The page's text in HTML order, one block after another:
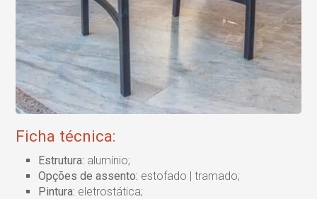
Ficha técnica:
Estrutura: alumínio;
Opções de assento: estofado | tramado;
Pintura: eletrostática;